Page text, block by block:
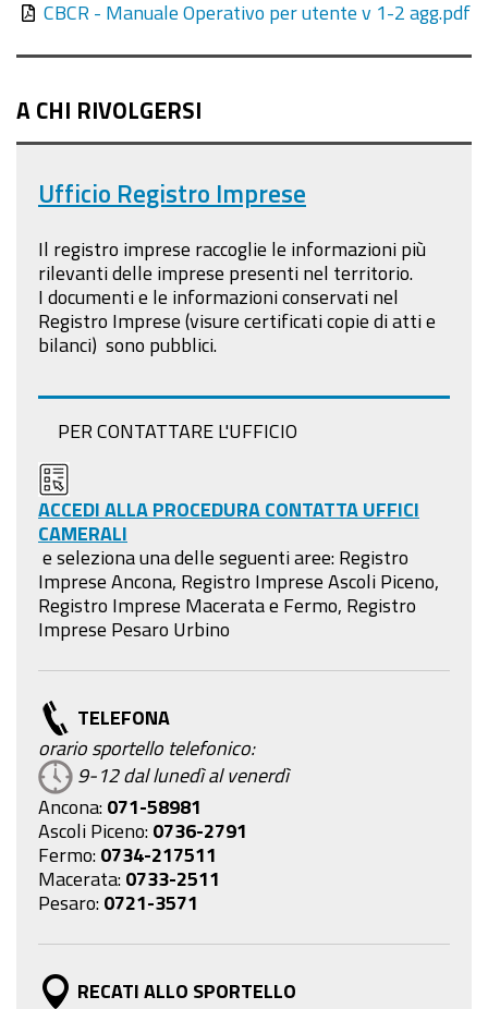
CBCR - Manuale Operativo per utente v 1-2 agg.pdf
A CHI RIVOLGERSI
Ufficio Registro Imprese
Il registro imprese raccoglie le informazioni più
rilevanti delle imprese presenti nel territorio.
I documenti e le informazioni conservati nel
Registro Imprese (visure certificati copie di atti e
bilanci) sono pubblici
PER CONTATTARE L'UFFICIO
ACCEDI ALLA PROCEDURA CONTATTA UFFICI
CAMERALI
e seleziona una delle seguenti aree: Registro
Imprese Ancona, Registro Imprese Ascoli Piceno,
Registro Imprese Macerata e Fermo, Registro
Imprese Pesaro Urbino
TELEFONA
orario sportello telefonico:
9-12 dal lunedì al venerdì
Ancona: 071-58981
Ascoli Piceno: 0736-2791
Fermo: 0734-217511
Macerata: 0733-2511
Pesaro: 0721-3571
RECATI ALLO SPORTELLO